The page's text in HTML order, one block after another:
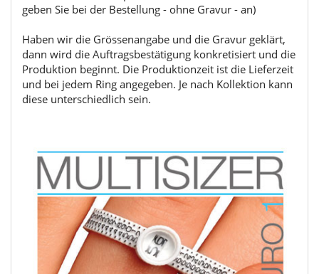
geben Sie bei der Bestellung - ohne Gravur - an)
Haben wir die Grössenangabe und die Gravur geklärt,
dann wird die Auftragsbestätigung konkretisiert und die
Produktion beginnt. Die Produktionzeit ist die Lieferzeit
und bei jedem Ring angegeben. Je nach Kollektion kann
diese unterschiedlich sein.